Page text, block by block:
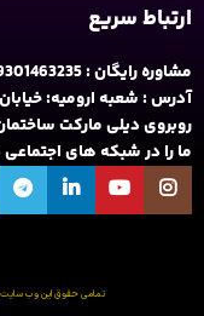
ارتباط سریع
مشاوره رایگان : 09301463235
آدرس : شعبه ارومیه:
روبروی دیلی مارکت ساختمان کوثر 1 -
ما را در شبکه های اجتماعی
تمامی حقوق این وب سایت